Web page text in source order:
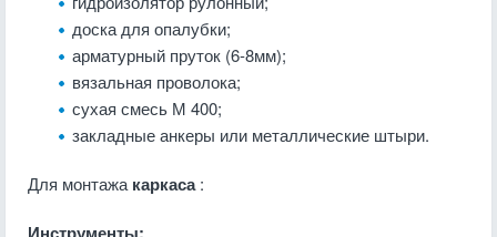
доска для опалубки;
арматурный пруток (6-8мм);
вязальная проволока;
сухая смесь М 400;
закладные анкеры или металлические штыри.
Для монтажа каркаса: